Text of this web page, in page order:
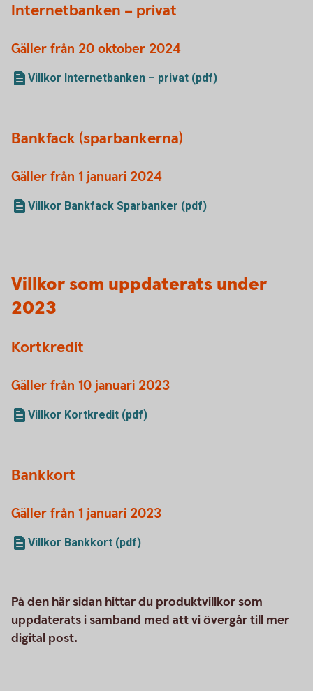
Internetbanken – privat
Gäller från 20 oktober 2024
Villkor Internetbanken – privat (pdf)
Bankfack (sparbankerna)
Gäller från 1 januari 2024
Villkor Bankfack Sparbanker (pdf)
Villkor som uppdaterats under
2023
Kortkredit
Gäller från 10 januari 2023
Villkor Kortkredit (pdf)
Bankkort
Gäller från 1 januari 2023
Villkor Bankkort (pdf)
På den här sidan hittar du produktvillkor som
uppdaterats i samband med att vi övergår till mer
digital post.